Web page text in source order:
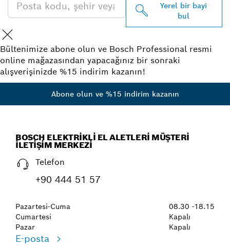
Yerel bir bayi
bul
Bültenimize abone olun ve Bosch Professional resmi
online mağazasından yapacağınız bir sonraki
alışverişinizde %15 indirim kazanın!
Abone olun ve %15 indirim kazanın
BOSCH ELEKTRIKLI EL ALETLERI MÜŞTERI
İLETIŞIM MERKEZI
Telefon
+90 444 51 57
Pazartesi-Cuma
Cumartesi
Pazar
08.30 -18.15
Kapalı
Kapalı
E-posta